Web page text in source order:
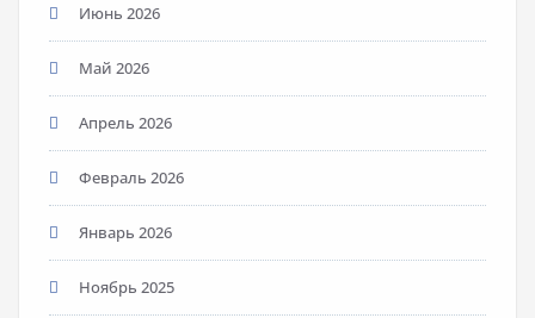
Июнь 2026
Май 2026
Апрель 2026
Февраль 2026
Январь 2026
Ноябрь 2025